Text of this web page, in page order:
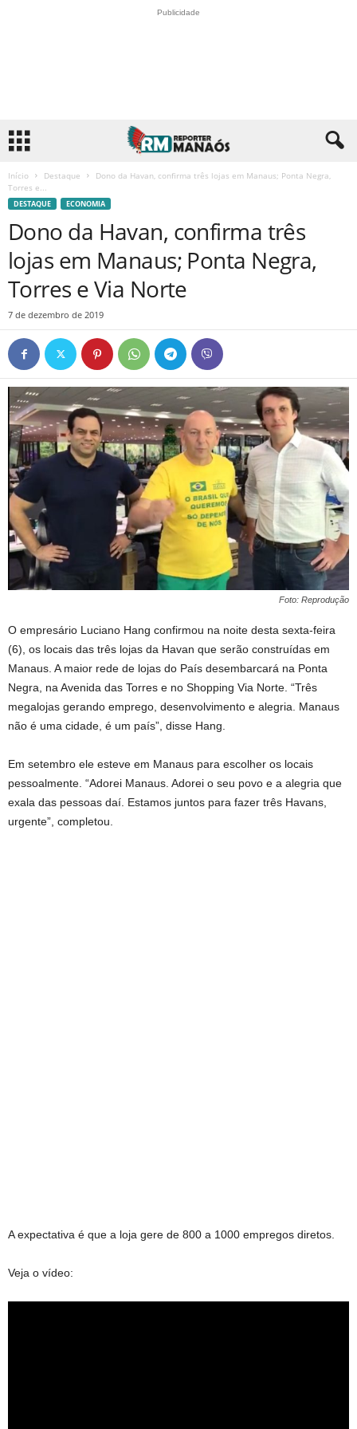
Publicidade
Início Destaque
Dono da Havan, confirma três lojas em Manaus; Ponta Negra,
Torres e...
DESTAQUE ECONOMIA
Dono da Havan, confirma três
lojas em Manaus; Ponta Negra,
Torres e Via Norte
7 de dezembro de 2019
Foto: Reprodução
O empresário Luciano Hang confirmou na noite desta sexta-feira
(6), os locais das três lojas da Havan que serão construídas em
Manaus. A maior rede de lojas do País desembarcará na Ponta
Negra, na Avenida das Torres e no Shopping Via Norte. “Três
megalojas gerando emprego, desenvolvimento e alegria. Manaus
não é uma cidade, é um país”, disse Hang.
Em setembro ele esteve em Manaus para escolher os locais
pessoalmente. “Adorei Manaus. Adorei o seu povo e a alegria que
exala das pessoas daí. Estamos juntos para fazer três Havans,
urgente”, completou.
A expectativa é que a loja gere de 800 a 1000 empregos diretos.
Veja o vídeo: